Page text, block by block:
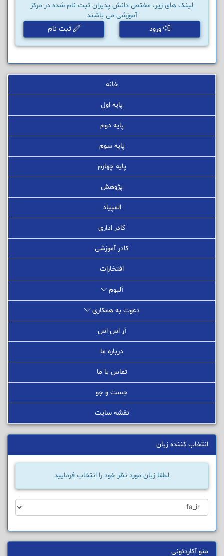
لینک های زیر، مختص دانش پذیران ثبت نام شده در مرکز
آموزشی می باشند
ورود
ثبت نام
خانه
پایه اول
پایه دوم
پایه سوم
پایه چهارم
پژوهش
المپیاد
کادر اداری
کادر آموزشی
افتخارات
آلبوم
دعوت به همکاری
آر اس اس
درباره ما
تماس با ما
جست و جو
نقشه سایت
انتخاب کننده زبان
لطفا زبان مورد نظر خود را انتخاب فرمایید
منو آکاردئونی